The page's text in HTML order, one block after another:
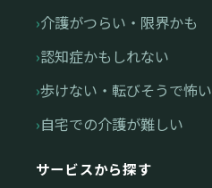
介護がつらい・限界かも
認知症かもしれない
歩けない・転びそうで怖い
自宅での介護が難しい
サービスから探す